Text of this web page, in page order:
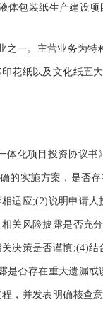
包装纸生产建设项
一。主营业务为特
花纸以及文化纸五大
化项目投资协议书
的实施方案，是否
适应;(2)说明申请
关风险披露是否充
决策是否谨慎;(4)结
是否存在重大遗漏
，并发表明确核查意